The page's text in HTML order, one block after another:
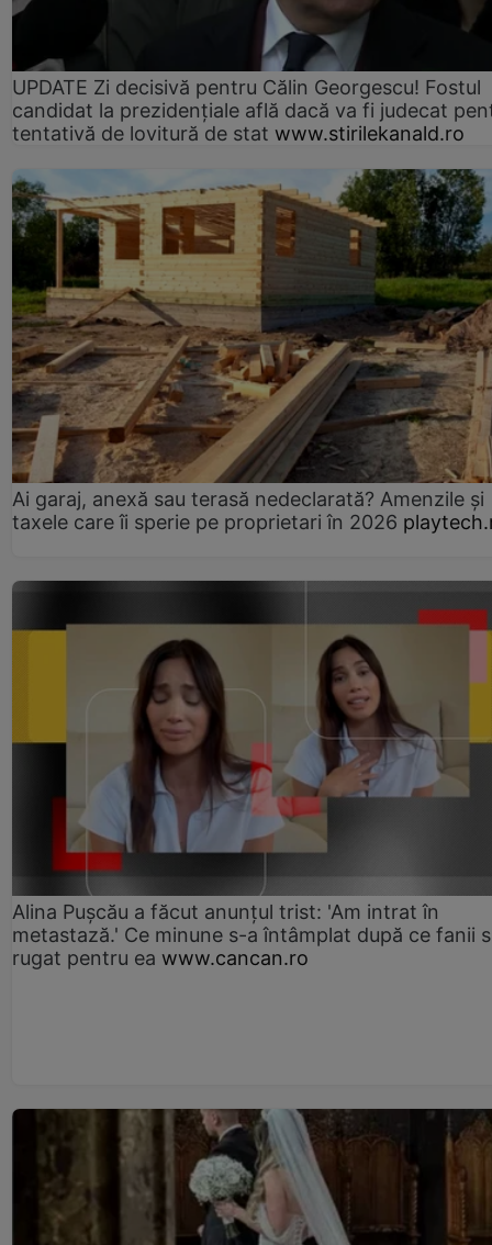
UPDATE Zi decisivă pentru Călin Georgescu! Fostul
candidat la prezidențiale află dacă va fi judecat
tentativă de lovitură de stat www.stirilekanald.ro
Ai garaj, anexă sau terasă nedeclarată? Amenzile și
taxele care îi sperie pe proprietari în 2026
Alina Pușcău a făcut anunțul trist: 'Am intrat în
metastază.' Ce minune s-a întâmplat după ce fanii
rugat pentru ea www.cancan.ro